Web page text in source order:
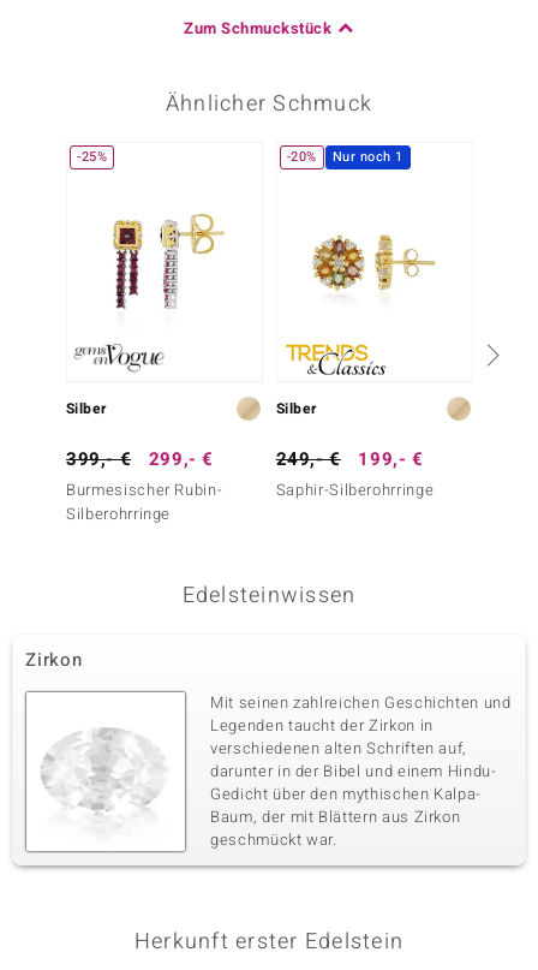
Zum Schmuckstück
Ähnlicher Schmuck
-25%
Silber
399,- € 299,- €
Burmesischer Rubin-
Silberohrringe
-20% Nur noch 1
Silber
249,- € 199,- €
Saphir-Silberohrringe
Edelsteinwissen
Zirkon
Mit seinen zahlreichen Geschichten und
Legenden taucht der Zirkon in
verschiedenen alten Schriften auf,
darunter in der Bibel und einem Hindu-
Gedicht über den mythischen Kalpa-
Baum, der mit Blättern aus Zirkon
geschmückt war.
Herkunft erster Edelstein